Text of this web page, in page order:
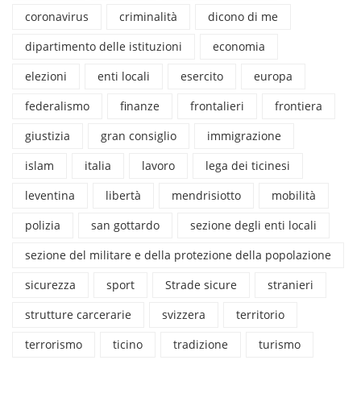
coronavirus
criminalità
dicono di me
dipartimento delle istituzioni
economia
elezioni
enti locali esercito
europa
federalismo
finanze frontalieri
frontiera
giustizia
gran consiglio
immigrazione
islam
italia lavoro
lega dei ticinesi
leventina
libertà mendrisiotto
mobilità
polizia
san gottardo
sezione degli enti locali
sezione del militare e della protezione della popolazione
sicurezza
sport Strade sicure
stranieri
strutture carcerarie
svizzera
territorio
terrorismo
ticino tradizione turismo